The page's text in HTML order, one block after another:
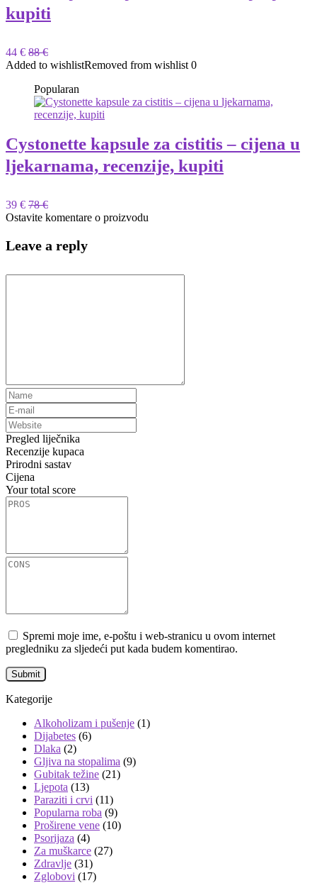
kupiti
44 € 88 €
Added to wishlistRemoved from wishlist 0
Popularan
Cystonette kapsule za cistitis – cijena u
ljekarnama, recenzije, kupiti
39 € 78 €
Ostavite komentare o proizvodu
Leave a reply
Pregled liječnika
Recenzije kupaca
Prirodni sastav
Cijena
Your total score
Spremi moje ime, e-poštu i web-stranicu u ovom internet
pregledniku za sljedeći put kada budem komentirao.
Kategorije
Alkoholizam i pušenje (1)
Dijabetes (6)
Dlaka (2)
Gljiva na stopalima (9)
Gubitak težine (21)
Ljepota (13)
Paraziti i crvi (11)
Popularna roba (9)
Proširene vene (10)
Psorijaza (4)
Za muškarce (27)
Zdravlje (31)
Zglobovi (17)